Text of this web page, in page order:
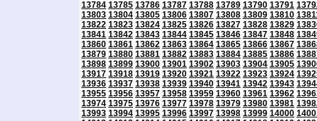
13784 13785 13786 13787 13788 13789 13790 13791
13803 13804 13805 13806 13807 13808 13809 13810
13822 13823 13824 13825 13826 13827 13828 13829
13841 13842 13843 13844 13845 13846 13847 13848
13860 13861 13862 13863 13864 13865 13866 13867
13879 13880 13881 13882 13883 13884 13885 13886
13898 13899 13900 13901 13902 13903 13904 13905
13917 13918 13919 13920 13921 13922 13923 13924
13936 13937 13938 13939 13940 13941 13942 13943
13955 13956 13957 13958 13959 13960 13961 13962
13974 13975 13976 13977 13978 13979 13980 13981
13993 13994 13995 13996 13997 13998 13999 14000